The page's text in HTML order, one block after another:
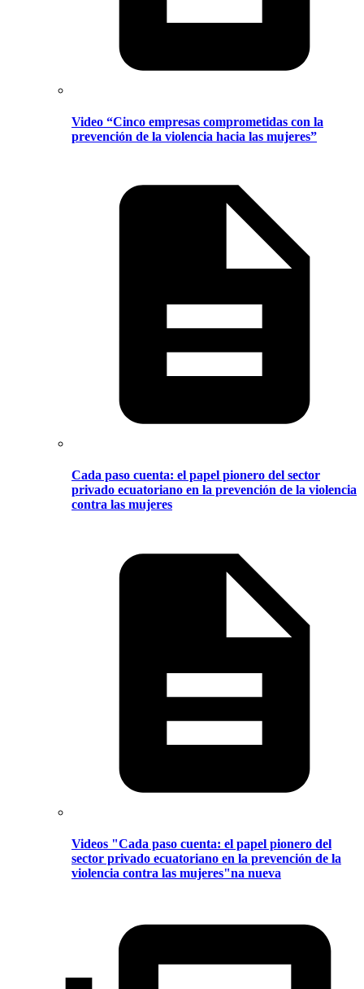
Video “Cinco empresas comprometidas con la
prevención de la violencia hacia las mujeres”
Cada paso cuenta: el papel pionero del sector
privado ecuatoriano en la prevención de la violencia
contra las mujeres
Videos "Cada paso cuenta: el papel pionero del
sector privado ecuatoriano en la prevención de la
violencia contra las mujeres"na nueva